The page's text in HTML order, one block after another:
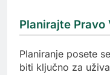
Planirajte Pravo
Planiranje posete
biti ključno za